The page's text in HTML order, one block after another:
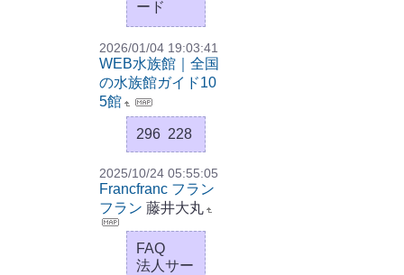
ード
2026/01/04 19:03:41
WEB水族館｜全国
の水族館ガイド10
5館
296 228
2025/10/24 05:55:05
Francfranc フラン
フラン 藤井大丸
FAQ
法人サー